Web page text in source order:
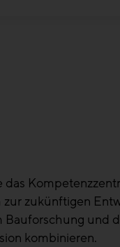
das
zukünftigen
und
kombinieren.